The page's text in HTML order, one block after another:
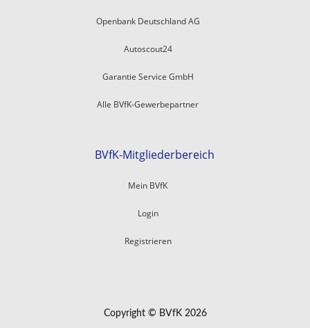
Openbank Deutschland AG
Autoscout24
Garantie Service GmbH
Alle BVfK-Gewerbepartner
BVfK-Mitgliederbereich
Mein BVfK
Login
Registrieren
Copyright © BVfK 2026